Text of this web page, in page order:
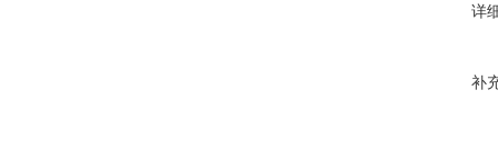
详
补